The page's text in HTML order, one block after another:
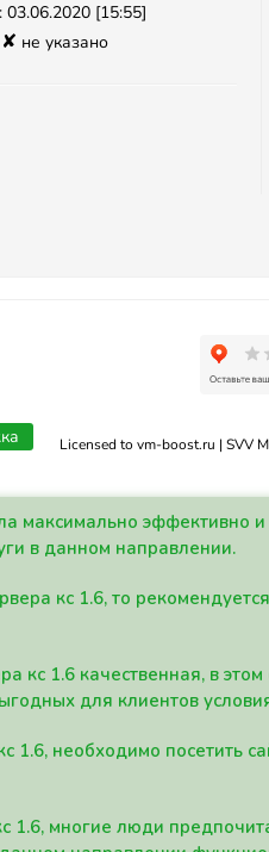
[15:55]
✘ не указано
Licensed to vm-boost.ru | SVV
максимально эффективно
в данном направлении.
кс 1.6, то
кс 1.6 качественная, в
для клиентов
1.6, необходимо посетить
1.6, многие люди